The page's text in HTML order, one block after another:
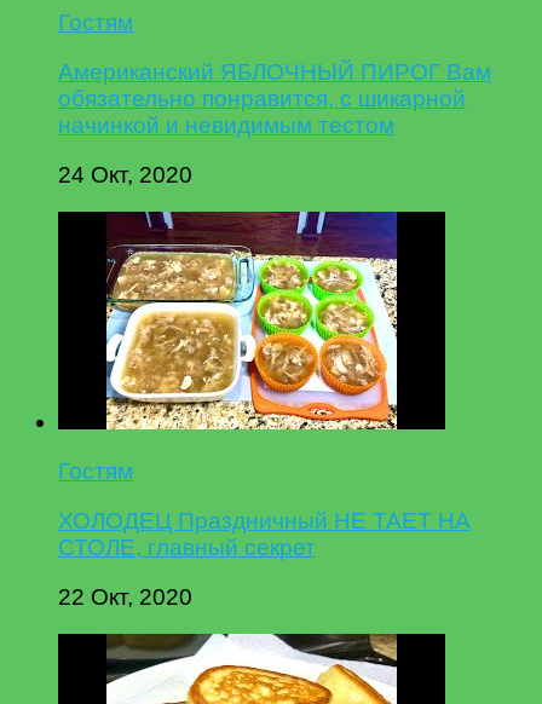
Гостям
Американский ЯБЛОЧНЫЙ ПИРОГ Вам
обязательно понравится, с шикарной
начинкой и невидимым тестом
24 Окт, 2020
Гостям
ХОЛОДЕЦ Праздничный НЕ ТАЕТ НА
СТОЛЕ, главный секрет
22 Окт, 2020